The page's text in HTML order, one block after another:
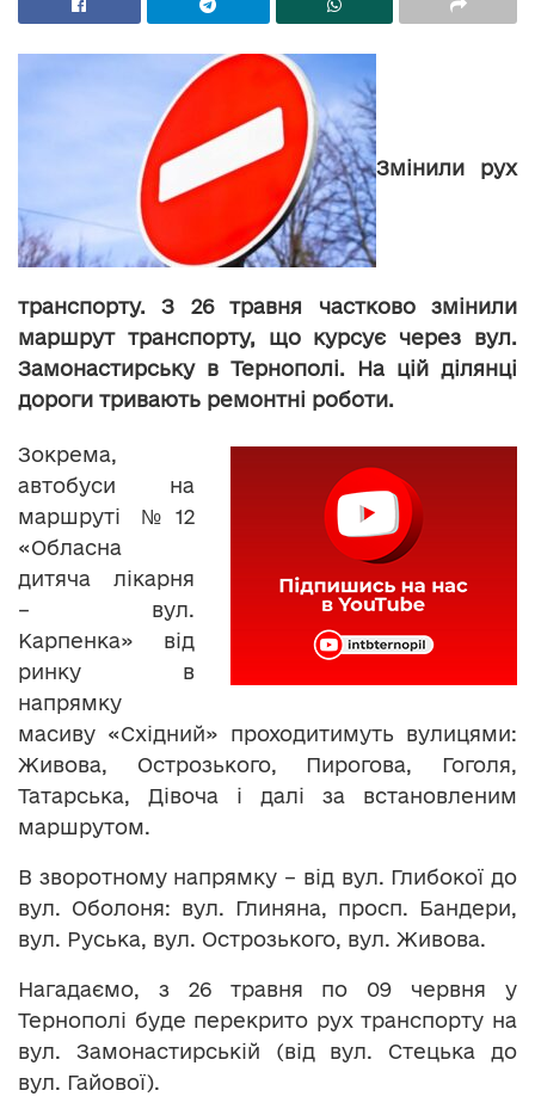
Змінили рух
транспорту. З 26 травня частково змінили
маршрут транспорту, що курсує через вул.
Замонастирську в Тернополі. На цій ділянці
дороги тривають ремонтні роботи.
Зокрема,
автобуси на
маршруті №12
«Обласна
дитяча лікарня
– вул.
Карпенка» від
ринку в
напрямку
масиву «Східний» проходитимуть вулицями:
Живова, Острозького, Пирогова, Гоголя,
Татарська, Дівоча і далі за встановленим
маршрутом.
В зворотному напрямку – від вул. Глибокої до
вул. Оболоня: вул. Глиняна, просп. Бандери,
вул. Руська, вул. Острозького, вул. Живова.
Нагадаємо, з 26 травня по 09 червня у
Тернополі буде перекрито рух транспорту на
вул. Замонастирській (від вул. Стецька до
вул. Гайової).